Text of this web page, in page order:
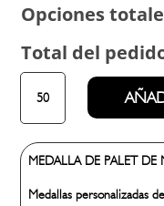
Opciones
Total del
MEDALLA
PALET
DE
MADERA
NATURAL
cantidad
MEDALLA DE PALET DE
Medallas personalizadas